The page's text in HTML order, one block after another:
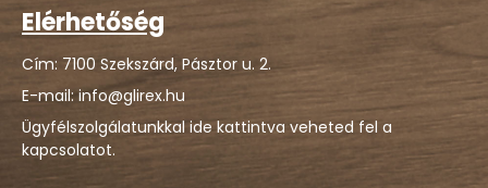
Elérhetőség
Cím: 7100 Szekszárd, Pásztor u. 2.
E-mail: info@glirex.hu
Ügyfélszolgálatunkkal ide kattintva veheted fel a
kapcsolatot.